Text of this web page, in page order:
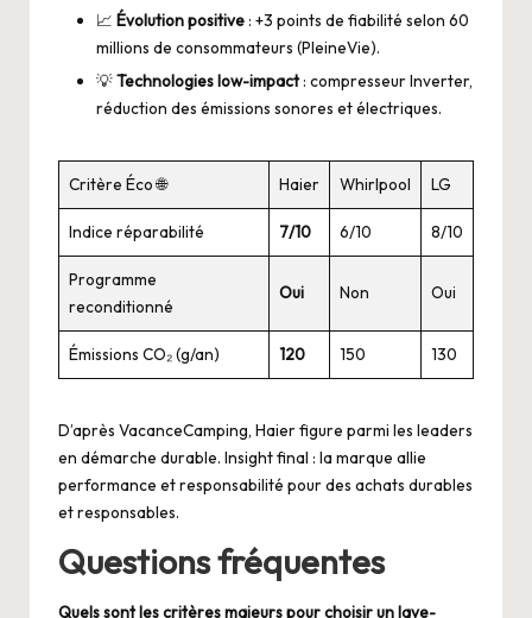
📈 Évolution positive: +3 points de fiabilité selon 60
millions de consommateurs (PleineVie).
💡Technologies low-impact: compresseur Inverter,
réduction des émissions sonores et électriques.
Critère Éco 🌐 Haier Whirlpool LG
Indice réparabilité 7/10 6/10 8/10
Programme
reconditionné
Oui Non Oui
Émissions CO₂ (g/an) 120 150 130
D’après VacanceCamping, Haier figure parmi les leaders
en démarche durable. Insight final : la marque allie
performance et responsabilité pour des achats durables
et responsables.
Questions fréquentes
Quels sont les critères majeurs pour choisir un lave-